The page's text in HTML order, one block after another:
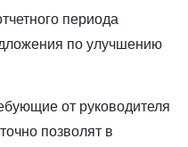
периода
по улучшению
от руководителя
позволят в